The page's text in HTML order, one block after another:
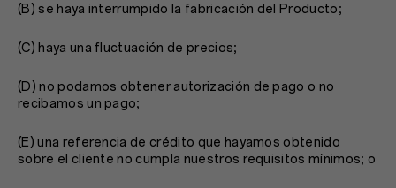
(B) se haya interrumpido la fabricación del Producto;
(C) haya una fluctuación de precios;
(D) no podamos obtener autorización de pago o no
recibamos un pago;
(E) una referencia de crédito que hayamos obtenido
sobre el cliente no cumpla nuestros requisitos mínimos; o